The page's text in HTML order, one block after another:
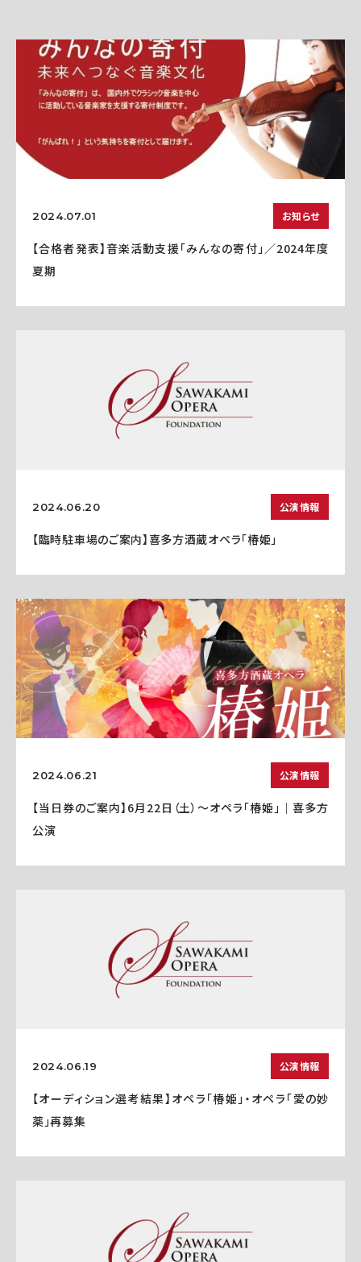
2024.07.01 お知らせ
【合格者発表】音楽活動支援「みんなの寄付」／2024年度
夏期
2024.06.20 公演情報
【臨時駐車場のご案内】喜多方酒蔵オペラ「椿姫」
2024.06.21 公演情報
【当日券のご案内】6月22日（土）～オペラ「椿姫」｜喜多方
公演
2024.06.19 公演情報
【オーディション選考結果】オペラ「椿姫」・オペラ「愛の妙
薬」再募集